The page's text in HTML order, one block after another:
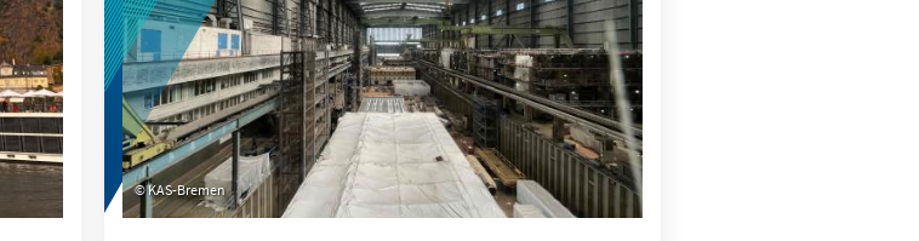
KAS-Bremen